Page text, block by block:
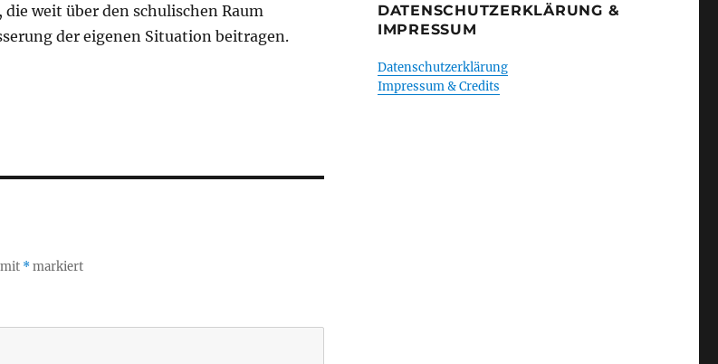
weit über den schulischen Raum
der eigenen Situation beitragen.
*markiert
DATENSCHUTZERKLÄRUNG &
IMPRESSUM
Datenschutzerklärung
Impressum & Credits